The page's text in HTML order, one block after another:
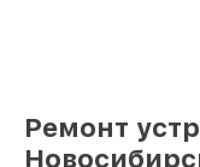
Ремонт